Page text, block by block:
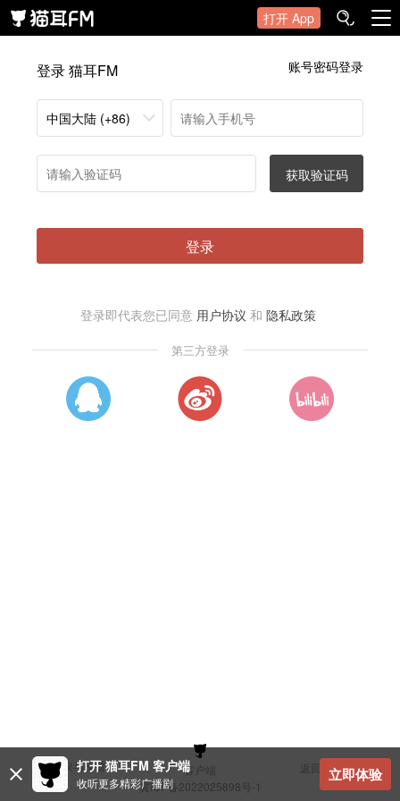
打开 App
登录 猫耳FM 账号密码登录
中国大陆 (+86)
获取验证码
登录
登录即代表您已同意 用户协议 和 隐私政策
第三方登录
建议与反馈 客户端
返回顶部
冀ICP备2022025898号-1
打开 猫耳FM 客户端
收听更多精彩广播剧 立即体验